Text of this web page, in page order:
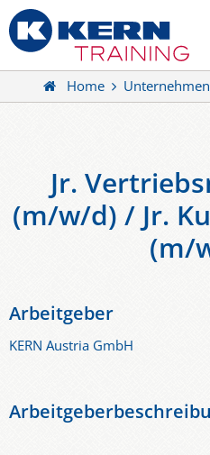
Home Unternehmen
Jr.
(m/w/d) / Jr.
(m/
Arbeitgeber
KERN Austria GmbH